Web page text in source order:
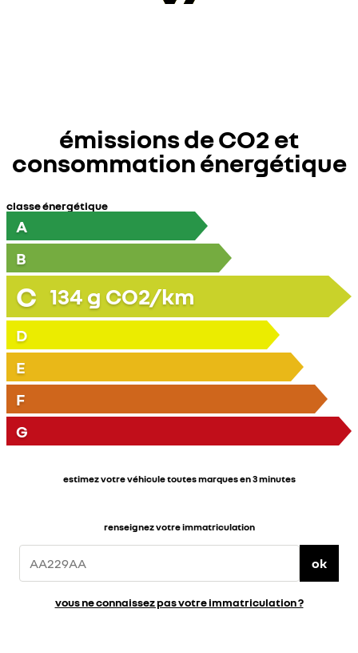
émissions de CO2 et
consommation énergétique
classe énergétique
A
B
C 134 g CO2/km
D
E
F
G
estimez votre véhicule toutes marques en 3 minutes
renseignez votre immatriculation
ok
vous ne connaissez pas votre immatriculation ?